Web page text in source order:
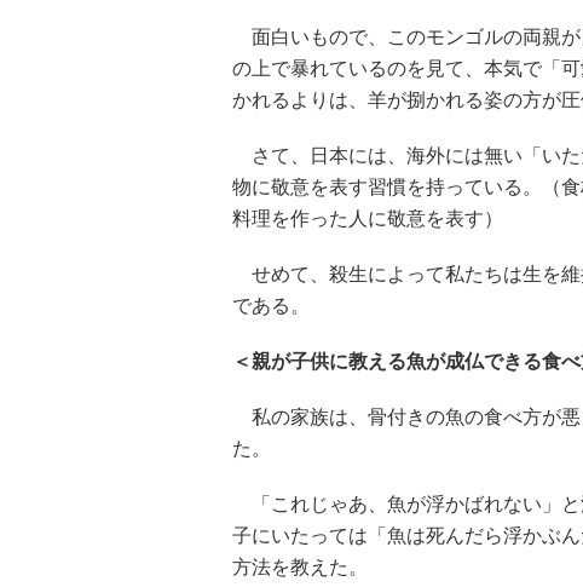
面白いもので、このモンゴルの両親
の上で暴れているのを見て、本気で「
かれるよりは、羊が捌かれる姿の方が
さて、日本には、海外には無い「い
物に敬意を表す習慣を持っている。（
料理を作った人に敬意を表す）
せめて、殺生によって私たちは生を
である。
＜親が子供に教える魚が成仏できる食べ
私の家族は、骨付きの魚の食べ方が
た。
「これじゃあ、魚が浮かばれない」
子にいたっては「魚は死んだら浮かぶ
方法を教えた。